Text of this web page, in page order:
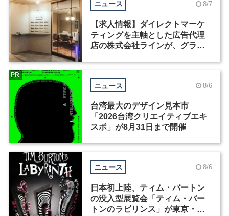
ニュース 8/7
【求人情報】ダイレクトマーケ
ティングを主軸とした広告代理
店の株式会社ラインが、グラフ
ニュース 8/6
台湾最大のデザイン見本市
「2026台湾クリエイティブエキ
スポ」が8月31日まで開催
PR
ニュース 8/6
日本初上陸、ティム・バートン
の没入型展覧会「ティム・バー
トンのラビリンス」が東京・豊